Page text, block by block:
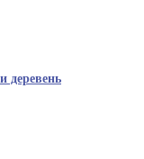
деревень